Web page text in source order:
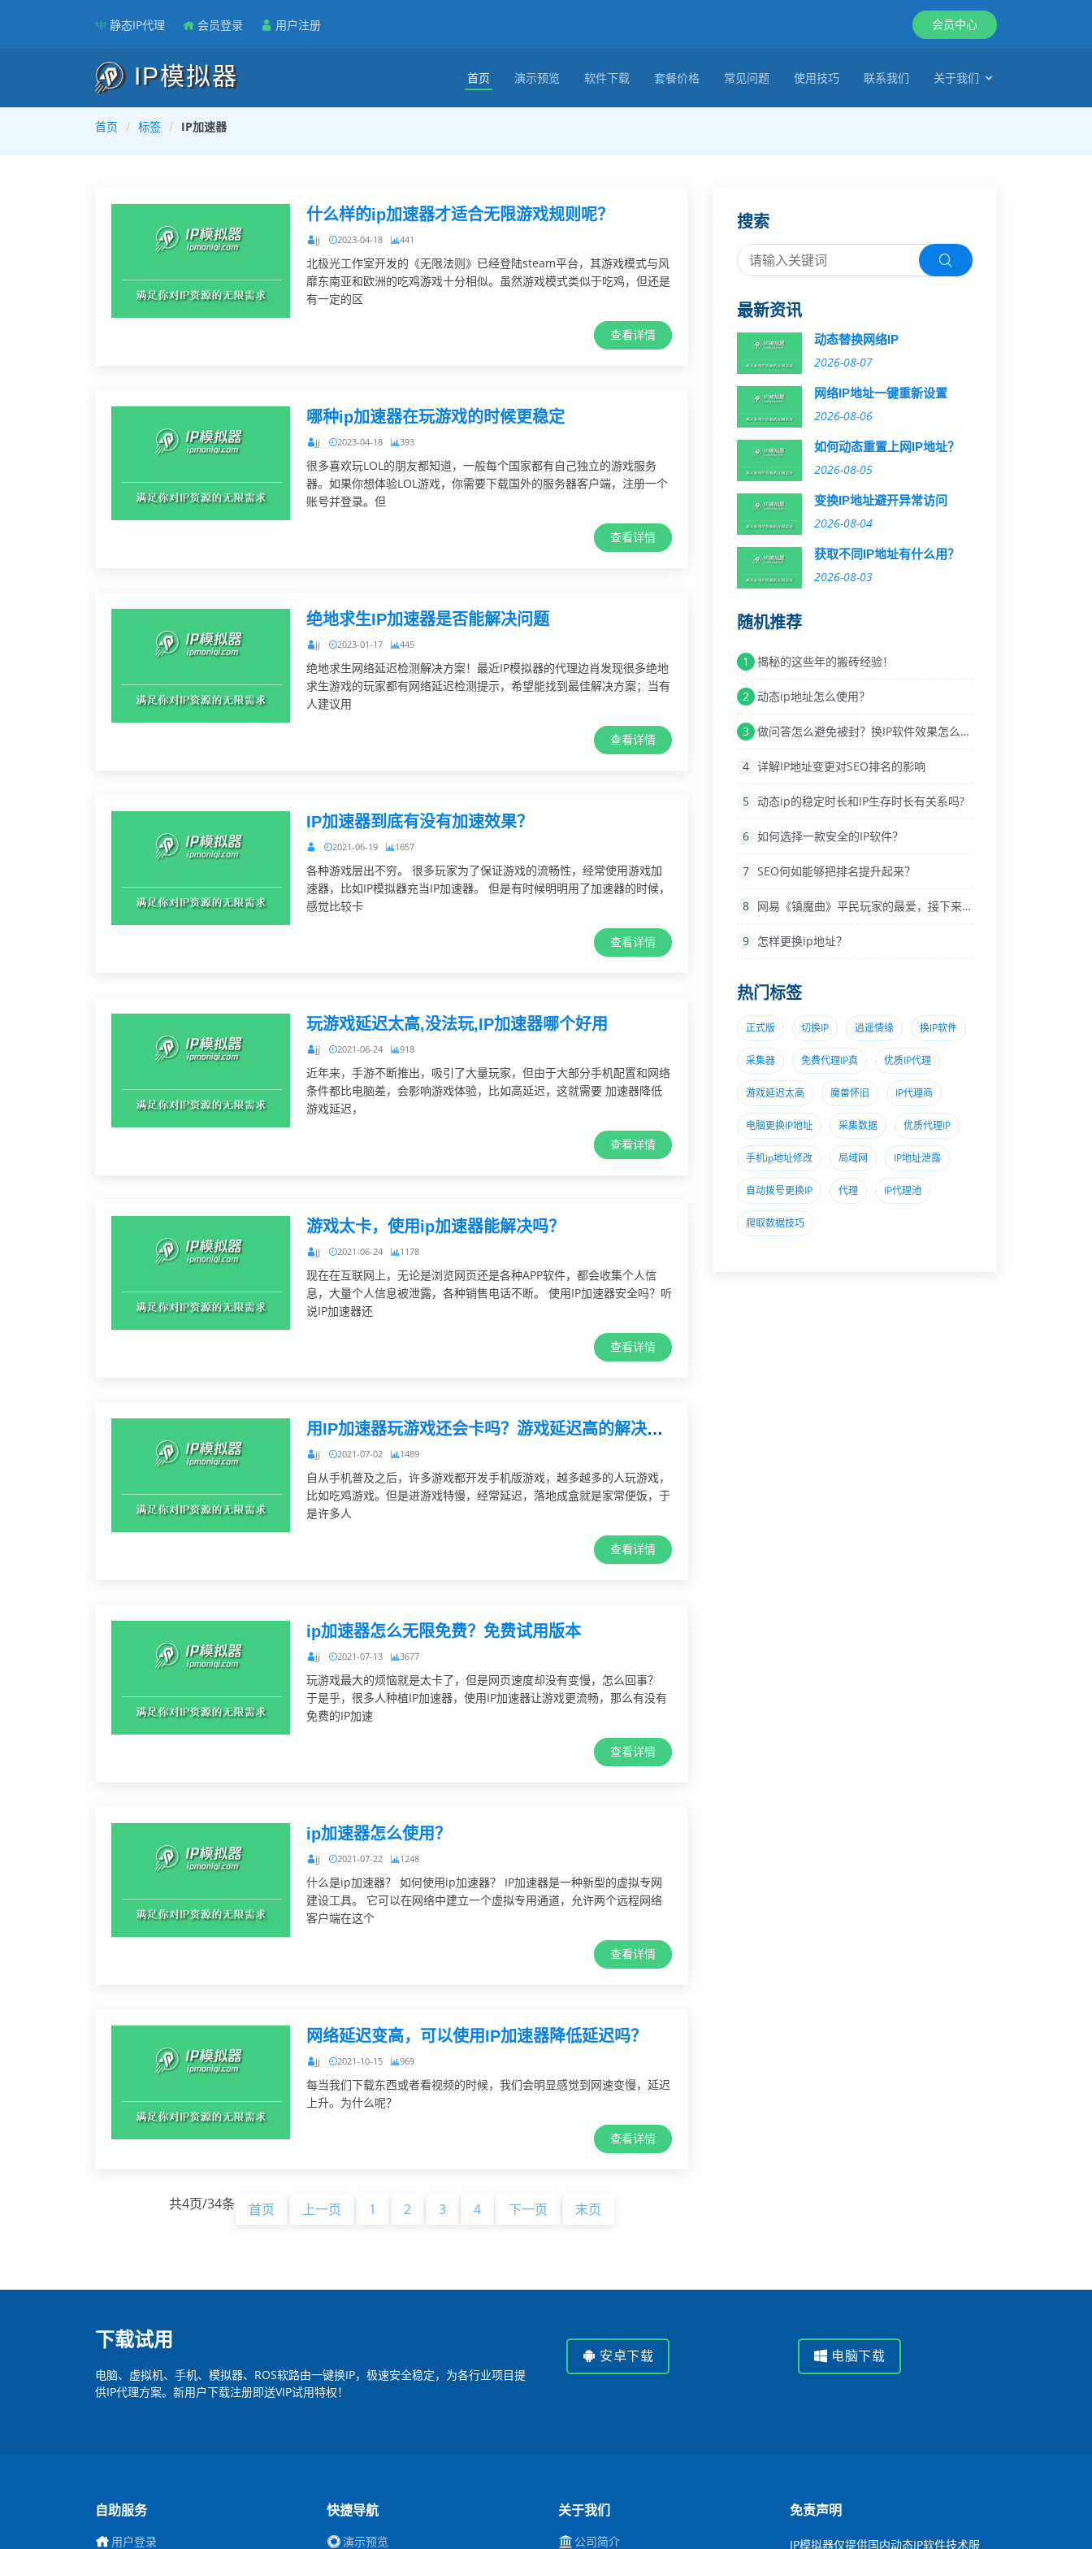
静态IP代理 会员登录 用户注册 会员中心
IP模拟器 首页 演示预览 软件下载 套餐价格 常见问题 使用技巧 联系我们 关于我们
首页 标签 IP加速器
什么样的ip加速器才适合无限游戏规则呢？
jj 2023-04-18 441
北极光工作室开发的《无限法则》已经登陆steam平台，其游戏模式与风
靡东南亚和欧洲的吃鸡游戏十分相似。虽然游戏模式类似于吃鸡，但还是
有一定的区
查看详情
哪种ip加速器在玩游戏的时候更稳定
jj 2023-04-18 393
很多喜欢玩LOL的朋友都知道，一般每个国家都有自己独立的游戏服务
器。如果你想体验LOL游戏，你需要下载国外的服务器客户端，注册一个
账号并登录。但
查看详情
绝地求生IP加速器是否能解决问题
jj 2023-01-17 445
绝地求生网络延迟检测解决方案！最近IP模拟器的代理边肖发现很多绝地
求生游戏的玩家都有网络延迟检测提示，希望能找到最佳解决方案；当有
人建议用
查看详情
IP加速器到底有没有加速效果？
2021-06-19 1657
各种游戏层出不穷。 很多玩家为了保证游戏的流畅性，经常使用游戏加
速器，比如IP模拟器充当IP加速器。 但是有时候明明用了加速器的时候，
感觉比较卡
查看详情
玩游戏延迟太高,没法玩,IP加速器哪个好用
jj 2021-06-24 918
近年来，手游不断推出，吸引了大量玩家，但由于大部分手机配置和网络
条件都比电脑差，会影响游戏体验，比如高延迟，这就需要 加速器降低
游戏延迟，
查看详情
游戏太卡，使用ip加速器能解决吗？
jj 2021-06-24 1178
现在在互联网上，无论是浏览网页还是各种APP软件，都会收集个人信
息，大量个人信息被泄露，各种销售电话不断。 使用IP加速器安全吗？听
说IP加速器还
查看详情
用IP加速器玩游戏还会卡吗？游戏延迟高的解决方案
jj 2021-07-02 1489
自从手机普及之后，许多游戏都开发手机版游戏，越多越多的人玩游戏，
比如吃鸡游戏。但是进游戏特慢，经常延迟，落地成盒就是家常便饭，于
是许多人
查看详情
ip加速器怎么无限免费？免费试用版本
jj 2021-07-13 3677
玩游戏最大的烦恼就是太卡了，但是网页速度却没有变慢，怎么回事？
于是乎，很多人种植IP加速器，使用IP加速器让游戏更流畅，那么有没有
免费的IP加速
查看详情
ip加速器怎么使用？
jj 2021-07-22 1248
什么是ip加速器？ 如何使用ip加速器？ IP加速器是一种新型的虚拟专网
建设工具。 它可以在网络中建立一个虚拟专用通道，允许两个远程网络
客户端在这个
查看详情
网络延迟变高，可以使用IP加速器降低延迟吗？
jj 2021-10-15 969
每当我们下载东西或者看视频的时候，我们会明显感觉到网速变慢，延迟
上升。为什么呢？
查看详情
共4页/34条 首页 上一页 1 2 3 4 下一页 末页
搜索
最新资讯
动态替换网络IP
2026-08-07
网络IP地址一键重新设置
2026-08-06
如何动态重置上网IP地址？
2026-08-05
变换IP地址避开异常访问
2026-08-04
获取不同IP地址有什么用？
2026-08-03
随机推荐
1 揭秘的这些年的搬砖经验！
2 动态ip地址怎么使用？
3 做问答怎么避免被封？换IP软件效果怎么样？
4 详解IP地址变更对SEO排名的影响
5 动态ip的稳定时长和IP生存时长有关系吗?
6 如何选择一款安全的IP软件？
7 SEO何如能够把排名提升起来？
8 网易《镇魔曲》平民玩家的最爱，接下来介绍这
9 怎样更换ip地址？
热门标签
正式版 切换IP 逍遥情缘 换lP软件
采集器 免费代理IP真 优质IP代理
游戏延迟太高 魔兽怀旧 IP代理商
电脑更换IP地址 采集数据 优质代理IP
手机ip地址修改 局域网 IP地址泄露
自动拨号更换IP 代理 IP代理池
爬取数据技巧
下载试用
电脑、虚拟机、手机、模拟器、ROS软路由一键换IP，极速安全稳定，为各行业项目提
供IP代理方案。新用户下载注册即送VIP试用特权！
安卓下载 电脑下载
自助服务
用户登录
快捷导航
演示预览
关于我们
公司简介
免责声明
IP模拟器仅提供国内动态IP软件技术服